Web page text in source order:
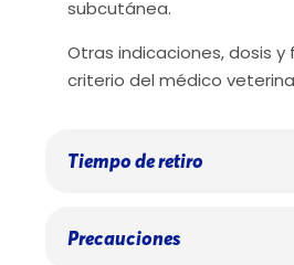
subcutánea.
Otras indicaciones, dosis y
criterio del médico
Tiempo de retiro
Precauciones